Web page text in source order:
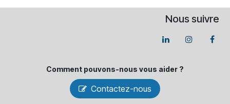
Nous suivre
Comment pouvons-​nous vous aider ?
Contactez-nous